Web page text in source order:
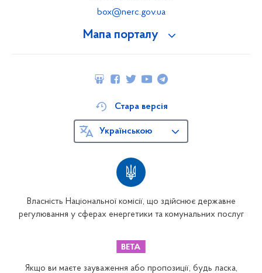
Мапа порталу
box@nerc.gov.ua
Власність Національної комісії, що здійснює державне
регулювання у сферах енергетики та комунальних послуг
Стара версія
Українською
Якщо ви маєте зауваження або пропозиції, будь ласка,